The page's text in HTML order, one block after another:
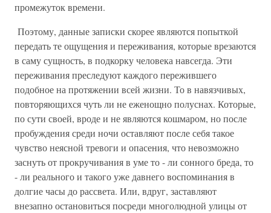
промежуток времени.
Поэтому, данные записки скорее являются попыткой
передать те ощущения и переживания, которые врезаются
в саму сущность, в подкорку человека навсегда. Эти
переживания преследуют каждого пережившего
подобное на протяжении всей жизни. То в навязчивых,
повторяющихся чуть ли не еженощно полуснах. Которые,
по сути своей, вроде и не являются кошмаром, но после
пробуждения среди ночи оставляют после себя такое
чувство неясной тревоги и опасения, что невозможно
заснуть от прокручивания в уме то - ли сонного бреда, то
- ли реального и такого уже давнего воспоминания в
долгие часы до рассвета. Или, вдруг, заставляют
внезапно остановиться посреди многолюдной улицы от